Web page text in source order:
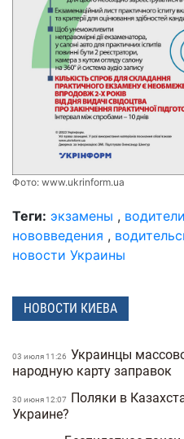
Фото: www.ukrinform.ua
Теги: экзамены , водители
нововведения ,
новости Украины
НОВОСТИ КИЕВА
03 июля 11:26 Украинцы
народную карту заправок
30 июня 12:07
Поляки в
Украине?